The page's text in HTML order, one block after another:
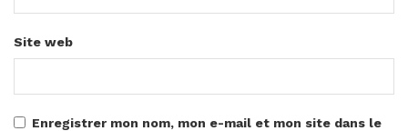
Site web
Enregistrer mon nom, mon e-mail et mon site dans le